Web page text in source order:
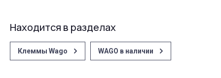
Находится в разделах
Клеммы Wago WAGO в наличии